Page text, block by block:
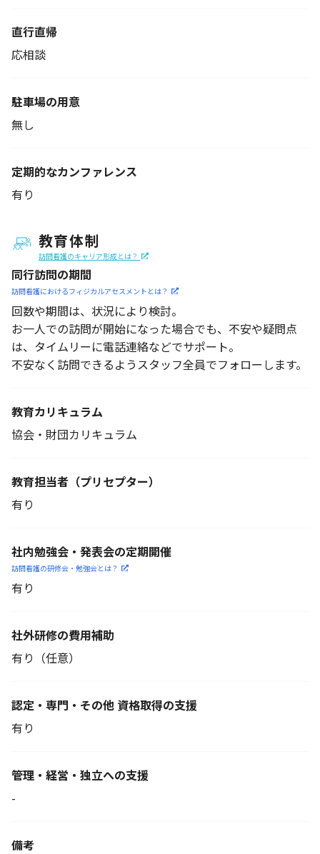
直行直帰
応相談
駐車場の用意
無し
定期的なカンファレンス
有り
教育体制
訪問看護のキャリア形成とは？
同行訪問の期間
訪問看護におけるフィジカルアセスメントとは？
回数や期間は、状況により検討。
お一人での訪問が開始になった場合でも、不安や疑問点
は、タイムリーに電話連絡などでサポート。
不安なく訪問できるようスタッフ全員でフォローします。
教育カリキュラム
協会・財団カリキュラム
教育担当者 （プリセプター）
有り
社内勉強会・発表会の定期開催
訪問看護の研修会・勉強会とは？
有り
社外研修の費用補助
有り（任意）
認定・専門・その他 資格取得の支援
有り
管理・経営・独立への支援
-
備考